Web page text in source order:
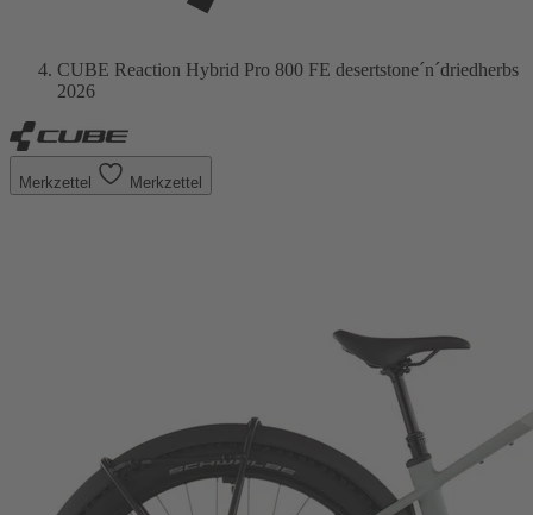
CUBE Reaction Hybrid Pro 800 FE desertstone´n´driedherbs
2026
Merkzettel Merkzettel